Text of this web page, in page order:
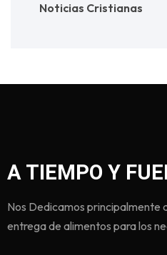
Noticias Cristianas
A TIEMPO Y
Nos Dedicamos principalmente
entrega de alimentos para los